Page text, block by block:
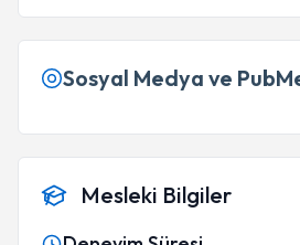
Sosyal Medya ve
Mesleki Bilgiler